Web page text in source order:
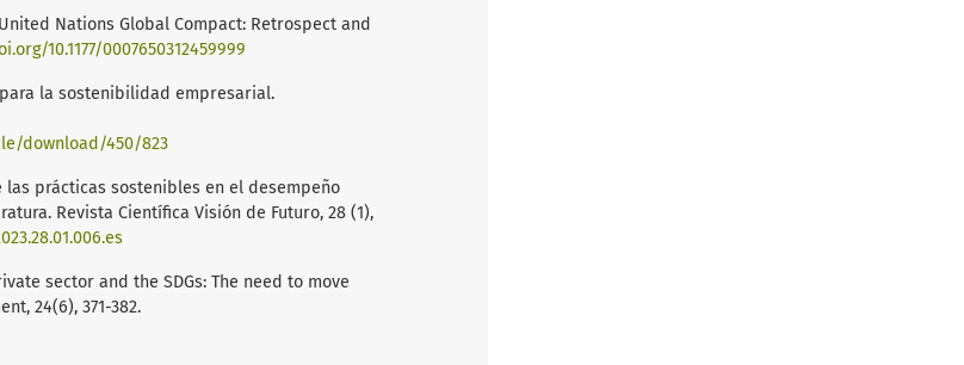
Nations Global Compact: Retrospect and
10.1177/0007650312459999
para la sostenibilidad empresarial.
download/450/823
las prácticas sostenibles en el desempeño
Revista Científica Visión de Futuro, 28 (1),
sector and the SDGs: The need to move
24(6), 371-382.